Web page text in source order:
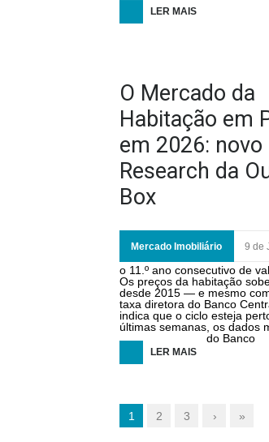
LER MAIS
O Mercado da
Habitação em
em 2026: novo
Research da
Box
Mercado Imobiliário 9 de
o 11.º ano consecutivo de
Os preços da habitação
desde 2015 — e mesmo
taxa diretora do Banco
indica que o ciclo esteja
últimas semanas, os dados
do Banco
LER MAIS
1 2 3 › »